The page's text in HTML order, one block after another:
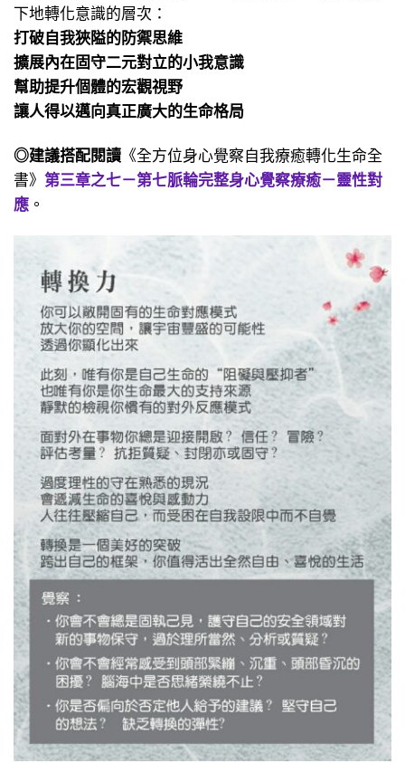
下地轉化意識的層次：
打破自我狹隘的防禦思維
擴展內在固守二元對立的小我意識
幫助提升個體的宏觀視野
讓人得以邁向真正廣大的生命格局
◎建議搭配閱讀 《全方位身心覺察自我療癒轉化生命全
書》 第三章之七－第七脈輪完整身心覺察療癒－靈性對
應 。